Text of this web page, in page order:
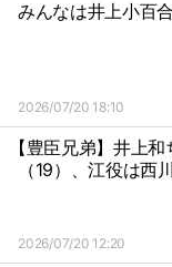
みんなは井上小百
2026/07/20 18:10
【豊臣兄弟】井上
（19）、江役は西
2026/07/20 12:20